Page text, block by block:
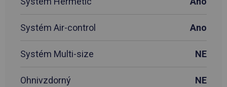
Systém Air-control Ano
Systém Multi-size NE
Ohnivzdorný NE